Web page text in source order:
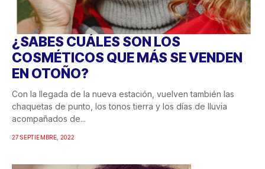
¿SABES CUÁLES SON LOS
COSMÉTICOS QUE MÁS SE VENDEN
EN OTOÑO?
Con la llegada de la nueva estación, vuelven también las
chaquetas de punto, los tonos tierra y los días de lluvia
acompañados de...
27 SEPTIEMBRE, 2022